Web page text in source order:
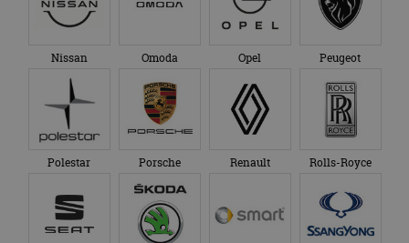
Nissan Omoda Opel Peugeot
Polestar Porsche Renault Rolls-Royce